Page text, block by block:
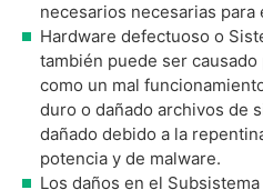
necesarios necesarias
Hardware defectuoso o
también puede ser
como un mal
duro o dañado archivos de
dañado debido a la
potencia y de malware.
Los daños en el